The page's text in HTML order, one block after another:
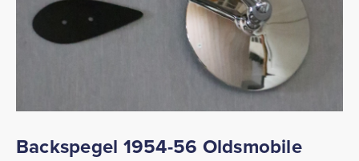
Backspegel 1954-56 Oldsmobile